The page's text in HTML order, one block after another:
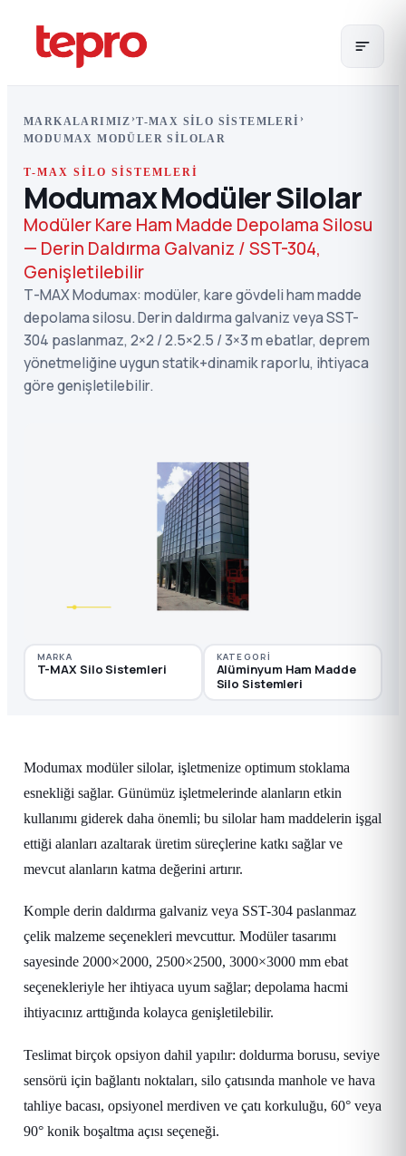
MARKALARIMIZ ›T-MAX SILO SISTEMLERI ›
MODUMAX MODÜLER SILOLAR
T-MAX SILO SISTEMLERI
Modumax Modüler Silolar
Modüler Kare Ham Madde Depolama Silosu
— Derin Daldırma Galvaniz / SST-304,
Genişletilebilir
T-MAX Modumax: modüler, kare gövdeli ham madde
depolama silosu. Derin daldırma galvaniz veya SST-
304 paslanmaz, 2×2 / 2.5×2.5 / 3×3 m ebatlar, deprem
yönetmeliğine uygun statik+dinamik raporlu, ihtiyaca
göre genişletilebilir.
MARKA
T-MAX Silo Sistemleri
KATEGORI
Alüminyum Ham Madde
Silo Sistemleri
Modumax modüler silolar, işletmenize optimum stoklama
esnekliği sağlar. Günümüz işletmelerinde alanların etkin
kullanımı giderek daha önemli; bu silolar ham maddelerin işgal
ettiği alanları azaltarak üretim süreçlerine katkı sağlar ve
mevcut alanların katma değerini artırır.
Komple derin daldırma galvaniz veya SST-304 paslanmaz
çelik malzeme seçenekleri mevcuttur. Modüler tasarımı
sayesinde 2000×2000, 2500×2500, 3000×3000 mm ebat
seçenekleriyle her ihtiyaca uyum sağlar; depolama hacmi
ihtiyacınız arttığında kolayca genişletilebilir.
Teslimat birçok opsiyon dahil yapılır: doldurma borusu, seviye
sensörü için bağlantı noktaları, silo çatısında manhole ve hava
tahliye bacası, opsiyonel merdiven ve çatı korkuluğu, 60° veya
90° konik boşaltma açısı seçeneği.